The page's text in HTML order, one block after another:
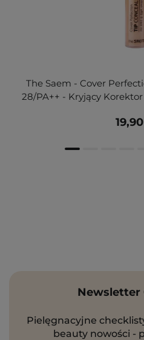
The Saem - Cover
28/PA++ - Kryjący
Newsletter
Pielęgnacyjne
beauty nowości -